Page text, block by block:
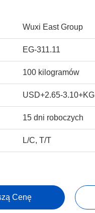
Wuxi East Group
EG-311.11
100 kilogramów
USD+2.65-3.10+KG
15 dni roboczych
L/C, T/T
Cenę